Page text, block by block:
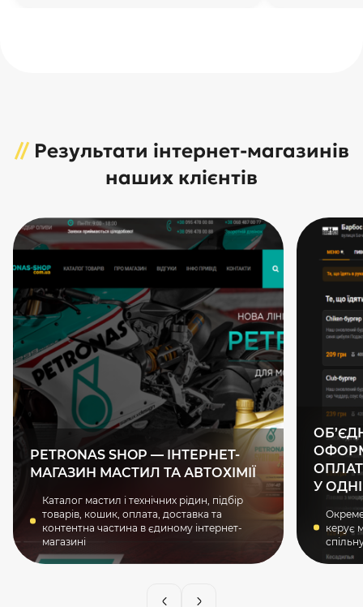
//Результати інтернет-магазинів
наших клієнтів
PETRONAS SHOP — ІНТЕРНЕТ-
МАГАЗИН МАСТИЛ ТА АВТОХІМІЇ
Каталог мастил і технічних рідин, підбір
товарів, кошик, оплата, доставка та
контентна частина в єдиному інтернет-
магазині
У
Окреме
керує